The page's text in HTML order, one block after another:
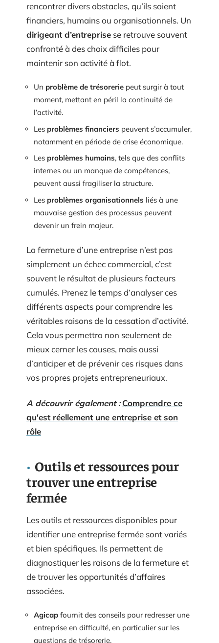
rencontrer divers obstacles, qu’ils soient
financiers, humains ou organisationnels. Un
dirigeant d’entreprise se retrouve souvent
confronté à des choix difficiles pour
maintenir son activité à flot.
Un problème de trésorerie peut surgir à tout
moment, mettant en péril la continuité de
l’activité.
Les problèmes financiers peuvent s’accumuler,
notamment en période de crise économique.
Les problèmes humains, tels que des conflits
internes ou un manque de compétences,
peuvent aussi fragiliser la structure.
Les problèmes organisationnels liés à une
mauvaise gestion des processus peuvent
devenir un frein majeur.
La fermeture d’une entreprise n’est pas
simplement un échec commercial, c’est
souvent le résultat de plusieurs facteurs
cumulés. Prenez le temps d’analyser ces
différents aspects pour comprendre les
véritables raisons de la cessation d’activité.
Cela vous permettra non seulement de
mieux cerner les causes, mais aussi
d’anticiper et de prévenir ces risques dans
vos propres projets entrepreneuriaux.
A découvrir également : Comprendre ce
qu'est réellement une entreprise et son
rôle
Outils et ressources pour
trouver une entreprise
fermée
Les outils et ressources disponibles pour
identifier une entreprise fermée sont variés
et bien spécifiques. Ils permettent de
diagnostiquer les raisons de la fermeture et
de trouver les opportunités d’affaires
associées.
Agicap fournit des conseils pour redresser une
entreprise en difficulté, en particulier sur les
questions de trésorerie.